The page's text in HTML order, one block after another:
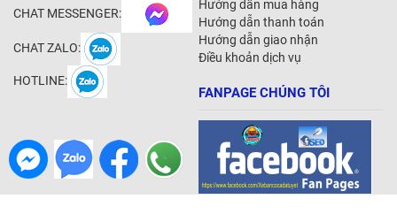
CHAT MESSENGER:
CHAT ZALO:
HOTLINE:
Hướng dẫn mua hàng
Hướng dẫn thanh toán
Hướng dẫn giao nhận
Điều khoản dịch vụ
FANPAGE CHÚNG TÔI